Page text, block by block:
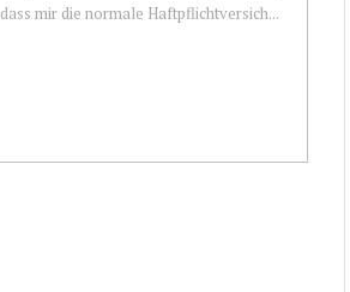
dass mir die normale Haftpflichtversich...